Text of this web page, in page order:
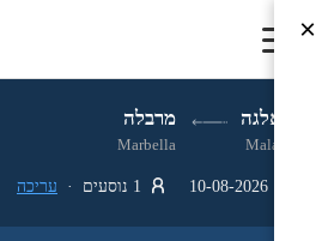
מאלגה מרבלה
Malaga
Marbella
עריכה
×